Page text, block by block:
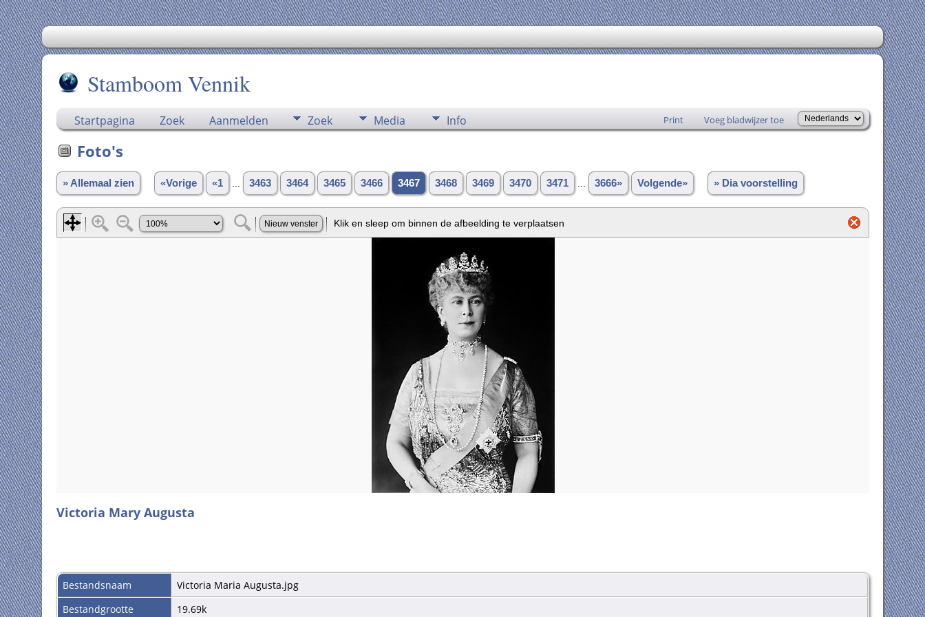
Stamboom Vennik
Startpagina Zoek Aanmelden Zoek Media Info Print Voeg bladwijzer toe
Foto's
» Allemaal zien «Vorige «1 3463 3464 3465 3466 3467 3468 3469 3470 3471 3666» Volgende» » Dia voorstelling
Victoria Mary Augusta
Bestandsnaam
Victoria Maria Augusta.jpg
Bestandgrootte
19.69k